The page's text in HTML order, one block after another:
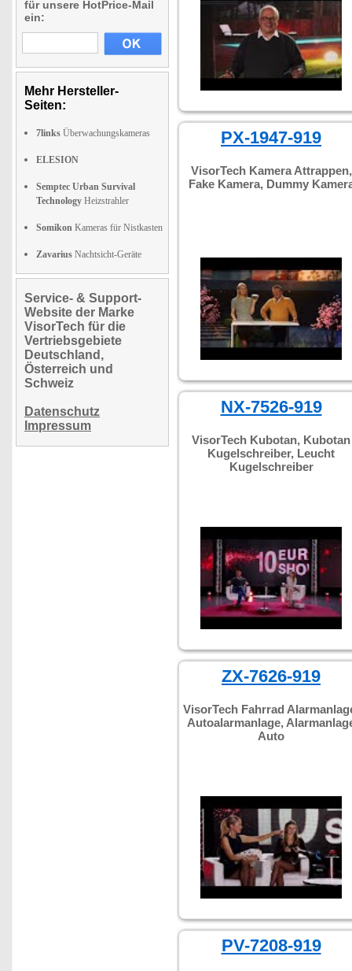
für unsere HotPrice-Mail
ein:
Mehr Hersteller-
Seiten:
7links Überwachungskameras
ELESION
Semptec Urban Survival
Technology Heizstrahler
Somikon Kameras für Nistkasten
Zavarius Nachtsicht-Geräte
Service- & Support-
Website der Marke
VisorTech für die
Vertriebsgebiete
Deutschland,
Österreich und
Schweiz
Datenschutz
Impressum
PX-1947-919
VisorTech Kamera Attrappen,
Fake Kamera, Dummy
NX-7526-919
VisorTech Kubotan, Kubotan
Kugelschreiber, Leucht
Kugelschreiber
ZX-7626-919
VisorTech Fahrrad
Autoalarmanlage,
Auto
PV-7208-919